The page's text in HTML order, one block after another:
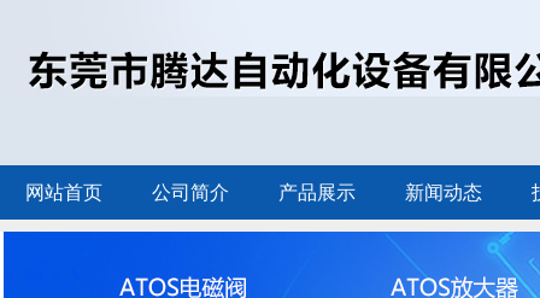
网站首页 公司简介 产品展示 新闻动态